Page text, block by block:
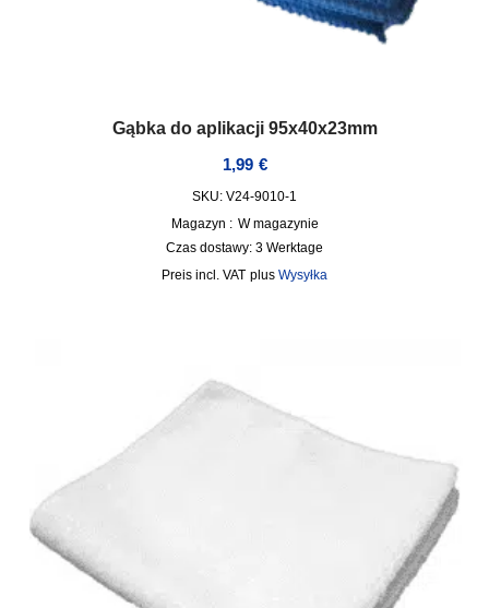
Gąbka do aplikacji 95x40x23mm
1,99 €
SKU: V24-9010-1
Magazyn : W magazynie
Czas dostawy: 3 Werktage
incl. VAT plus Wysyłka